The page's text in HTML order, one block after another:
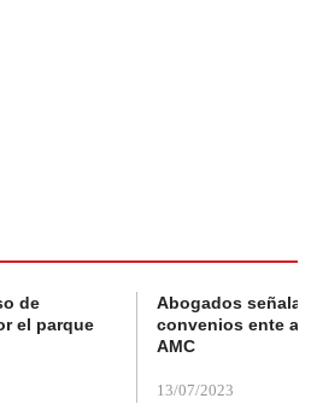
de
el parque
Abogados
convenios ente
AMC
13/07/2023